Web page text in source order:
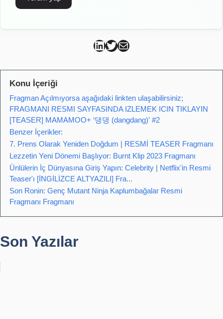
Can Kütahya Linkedin
Can Kütahya Twitter
Can Kütahya Mail
Konu İçeriği
Fragman Açılmıyorsa aşağıdaki linkten ulaşabilirsiniz;
FRAGMANI RESMI SAYFASINDA IZLEMEK ICIN TIKLAYIN
[TEASER] MAMAMOO+ ‘댕댕 (dangdang)’ #2
Benzer İçerikler:
7. Prens Olarak Yeniden Doğdum | RESMİ TEASER Fragmanı
Lezzetin Yeni Dönemi Başlıyor: Burnt Klip 2023 Fragmanı
Ünlülerin İç Dünyasına Giriş Yapın: Celebrity | Netflix'in Resmi
Teaser'ı [İNGİLİZCE ALTYAZILI] Fra...
Son Ronin: Genç Mutant Ninja Kaplumbağalar Resmi
Fragmanı Fragmanı
Son Yazılar